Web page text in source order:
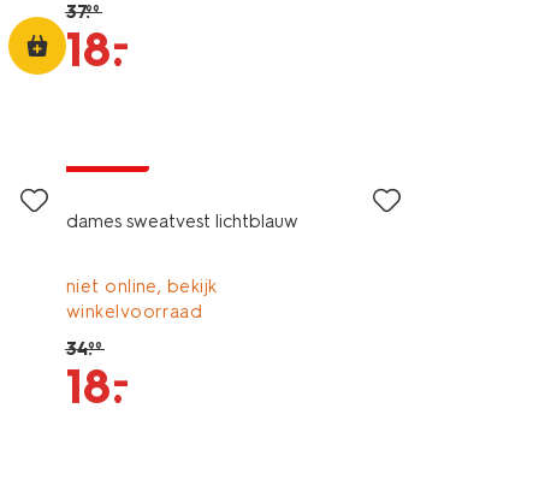
37.99
18.
–
dames sweatvest lichtblauw
niet online, bekijk
winkelvoorraad
34.99
18.
–